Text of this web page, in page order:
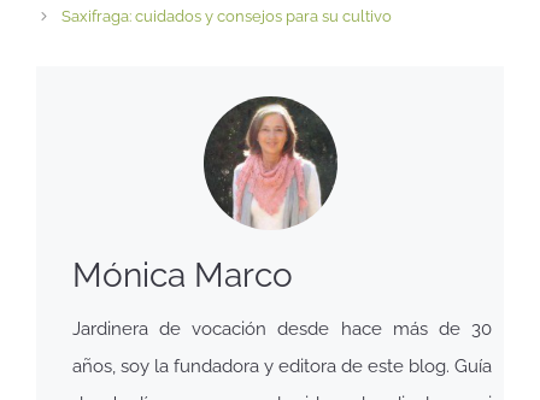
Saxifraga: cuidados y consejos para su cultivo
Mónica Marco
Jardinera de vocación desde hace más de 30
años, soy la fundadora y editora de este blog. Guía